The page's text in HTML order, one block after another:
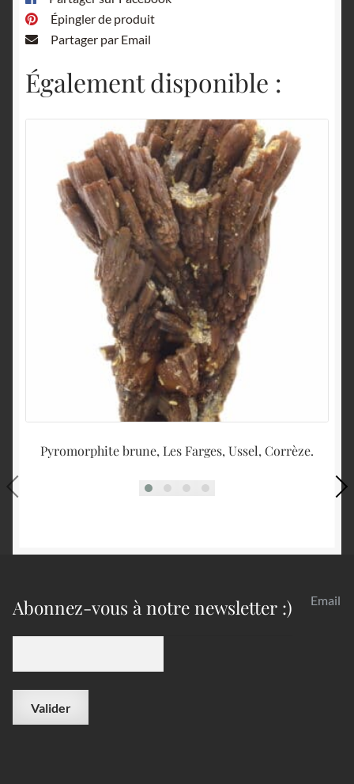
Épingler de produit
Partager par Email
Également disponible :
Pyromorphite brune, Les Farges, Ussel, Corrèze.
Abonnez-vous à notre newsletter :) Email